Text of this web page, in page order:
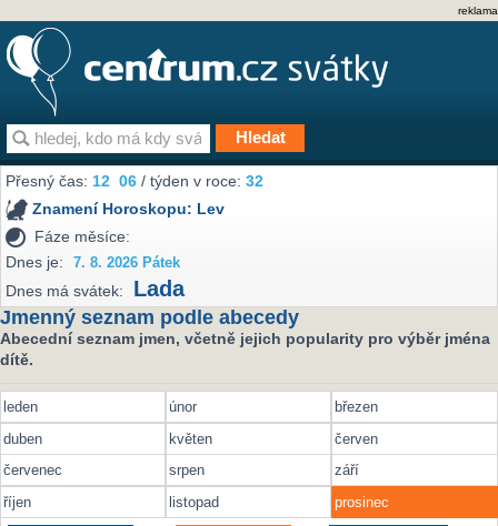
reklama
Přesný čas:12 06 / týden v roce:32
Znamení Horoskopu: Lev
Fáze měsíce:
Dnes je:
7. 8. 2026 Pátek
Dnes má svátek: Lada
Jmenný seznam podle abecedy
Abecední seznam jmen, včetně jejich popularity pro výběr jména
dítě.
leden únor
březen
duben
květen
červen
červenec
srpen
září
říjen
listopad prosinec